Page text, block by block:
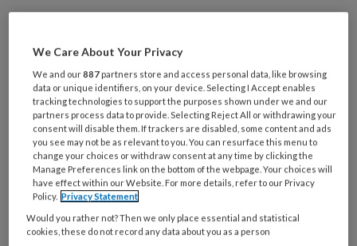
REGISTREREN
Wil je dit artikel lezen?
Maak gratis een account aan en lees 2
artikelen gratis per maand
Al een account of abonnement?
We Care About Your Privacy
We and our887 partners store and access personal data, like browsing
data or unique identifiers, on your device. Selecting I Accept enables
tracking technologies to support the purposes shown under we and our
partners process data to provide. Selecting Reject All or withdrawing your
consent will disable them. If trackers are disabled, some content and ads
you see may not be as relevant to you. You can resurface this menu to
change your choices or withdraw consent at any time by clicking the
Manage Preferences link on the bottom of the webpage. Your choices will
have effect within our Website. For more details, refer to our Privacy
Policy. Privacy Statement
Would you rather not? Then we only place essential and statistical
cookies, these do not record any data about you as a person